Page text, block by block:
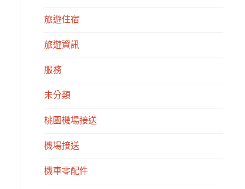
旅遊住宿
旅遊資訊
服務
未分類
桃園機場接送
機場接送
機車零配件